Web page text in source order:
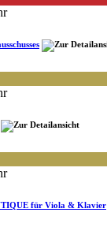
für Viola & Klavier